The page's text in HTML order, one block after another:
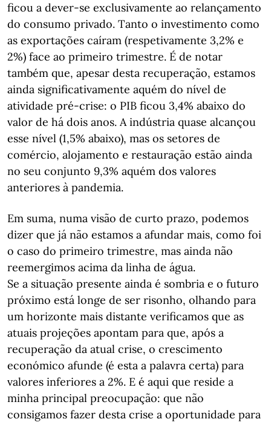
ficou a dever-se exclusivamente ao relançamento
do consumo privado. Tanto o investimento como
as exportações caíram (respetivamente 3,2% e
2%) face ao primeiro trimestre. É de notar
também que, apesar desta recuperação, estamos
ainda significativamente aquém do nível de
atividade pré-crise: o PIB ficou 3,4% abaixo do
valor de há dois anos. A indústria quase alcançou
esse nível (1,5% abaixo), mas os setores de
comércio, alojamento e restauração estão ainda
no seu conjunto 9,3% aquém dos valores
anteriores à pandemia.
Em suma, numa visão de curto prazo, podemos
dizer que já não estamos a afundar mais, como foi
o caso do primeiro trimestre, mas ainda não
reemergimos acima da linha de água.
Se a situação presente ainda é sombria e o futuro
próximo está longe de ser risonho, olhando para
um horizonte mais distante verificamos que as
atuais projeções apontam para que, após a
recuperação da atual crise, o crescimento
económico afunde (é esta a palavra certa) para
valores inferiores a 2%. E é aqui que reside a
minha principal preocupação: que não
consigamos fazer desta crise a oportunidade para